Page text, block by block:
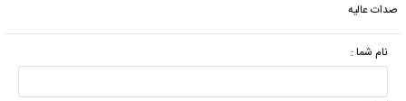
صدات عالیه
نام شما :